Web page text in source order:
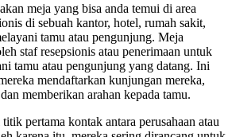
meja yang bisa anda temui di area
di sebuah kantor, hotel, rumah sakit,
tamu atau pengunjung. Meja
staf resepsionis atau penerimaan untuk
tamu atau pengunjung yang datang. Ini
mendaftarkan kunjungan mereka,
memberikan arahan kepada tamu.
pertama kontak antara perusahaan atau